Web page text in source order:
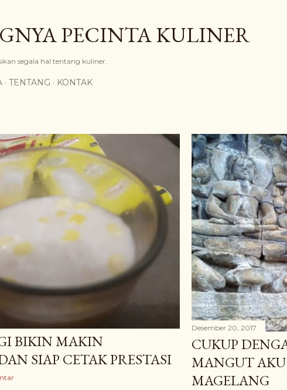
PECINTA KULINER
segala hal tentang kuliner.
TENTANG KONTAK
BIKIN MAKIN
SIAP CETAK PRESTASI
Desember 20, 2017
CUKUP
MANGUT
MAGELANG